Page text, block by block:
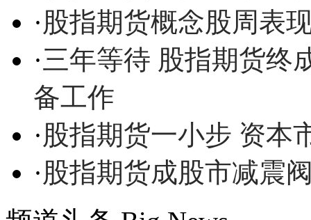
·股指期货概念股周表
·三年等待 股指期货终
备工作
·股指期货一小步 资本
·股指期货成股市减震